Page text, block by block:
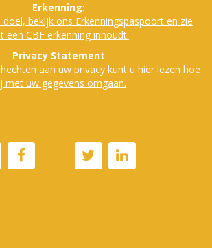
Erkenning:
doel, bekijk ons Erkenningspaspoort en zie
een CBF erkenning inhoudt.
Privacy Statement
aan uw privacy kunt u hier lezen hoe
met uw gegevens omgaan.